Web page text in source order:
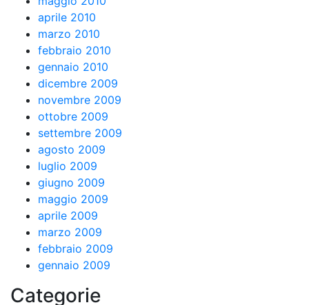
aprile 2010
marzo 2010
febbraio 2010
gennaio 2010
dicembre 2009
novembre 2009
ottobre 2009
settembre 2009
agosto 2009
luglio 2009
giugno 2009
maggio 2009
aprile 2009
marzo 2009
febbraio 2009
gennaio 2009
Categorie